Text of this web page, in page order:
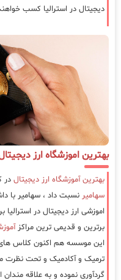
دیجیتال در استرالیا کسب
بهترین اموزشگاه ارز
بهترین آموزشگاه ارز دیجیتال در
سهامیر نسبت داد ، سهامیر با
اموزشی ارز دیجیتال در استرالیا
برترین و قدیمی ترین مراکز
این موسسه هم اکنون کلاس های
ترمیک و آکادمیک و تحت نظرت
گردآوری نموده و به علاقه مندان